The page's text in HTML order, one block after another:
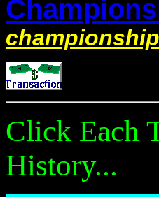
championship
Click Each
History...